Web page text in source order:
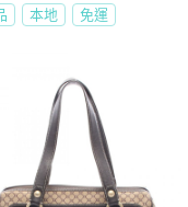
本地 免運